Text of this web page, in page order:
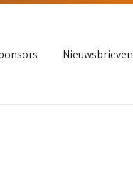
Nieuwsbrieven